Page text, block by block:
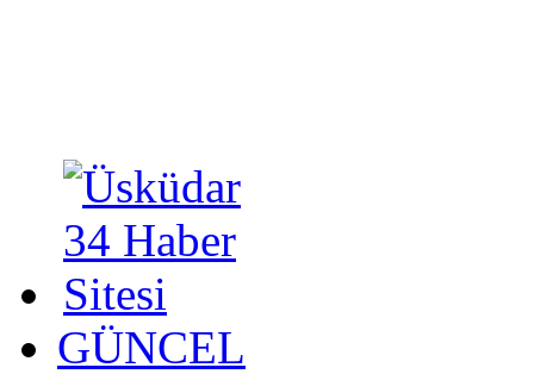
GÜNCEL